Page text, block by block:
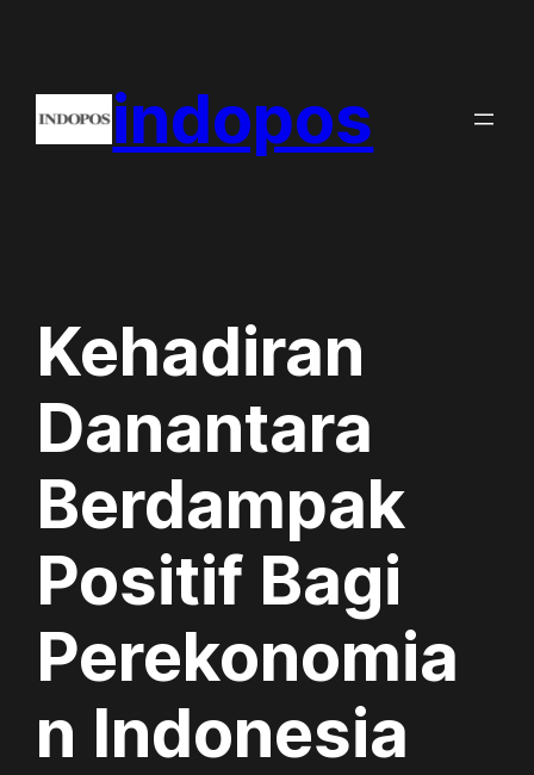
content
indopos
Kehadiran
Danantara
Berdampak
Positif Bagi
Perekonomia
n Indonesia